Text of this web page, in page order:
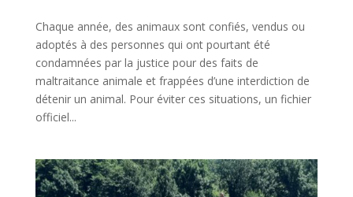
Chaque année, des animaux sont confiés, vendus ou
adoptés à des personnes qui ont pourtant été
condamnées par la justice pour des faits de
maltraitance animale et frappées d’une interdiction de
détenir un animal. Pour éviter ces situations, un fichier
officiel...